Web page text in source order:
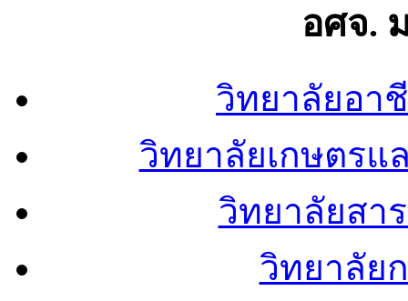
อศจ.
วิทยาลัยอา
วิทยาลัยเกษตรแ
วิทยาลัยสา
วิทยาลัย